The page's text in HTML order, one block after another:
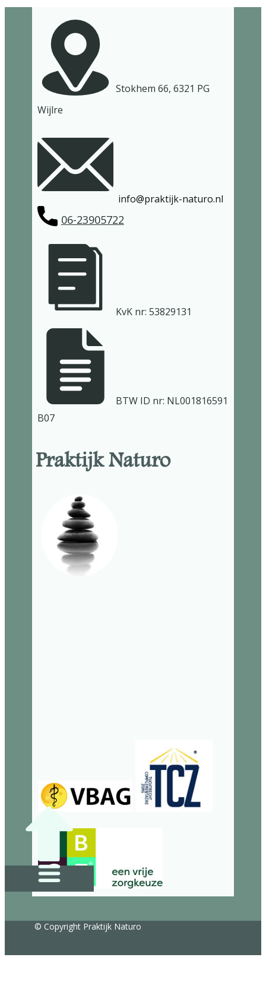
​Stokhem 66, 6321 PG
Wijlre
​info@praktijk-naturo.nl
06-23905722
KvK nr: 53829131
​BTW ID nr: NL001816​591​
B07
Praktijk Naturo
© Copyright Praktijk Naturo